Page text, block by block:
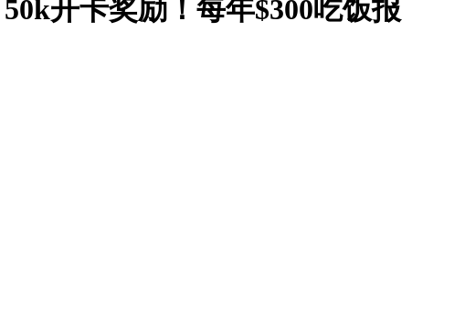
开卡奖励！每年$300吃饭报